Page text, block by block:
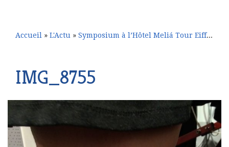
Accueil » L'Actu » Symposium à l’Hôtel Meliá Tour Eiffel
IMG_8755